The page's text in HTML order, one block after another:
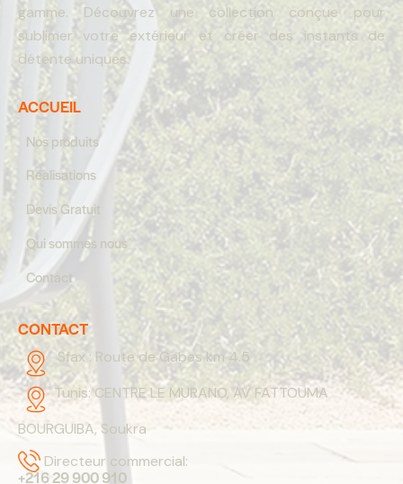
gamme. Découvrez une collection conçue pour
sublimer votre extérieur et créer des instants de
détente uniques.
ACCUEIL
Nos produits
Réalisations
Devis Gratuit
Qui sommes nous
Contact
CONTACT
Sfax : Route de Gabes km 4.5
Tunis:CENTRE LE MURANO, AV FATTOUMA
BOURGUIBA, Soukra
Directeur commercial:
+216 29 900 910